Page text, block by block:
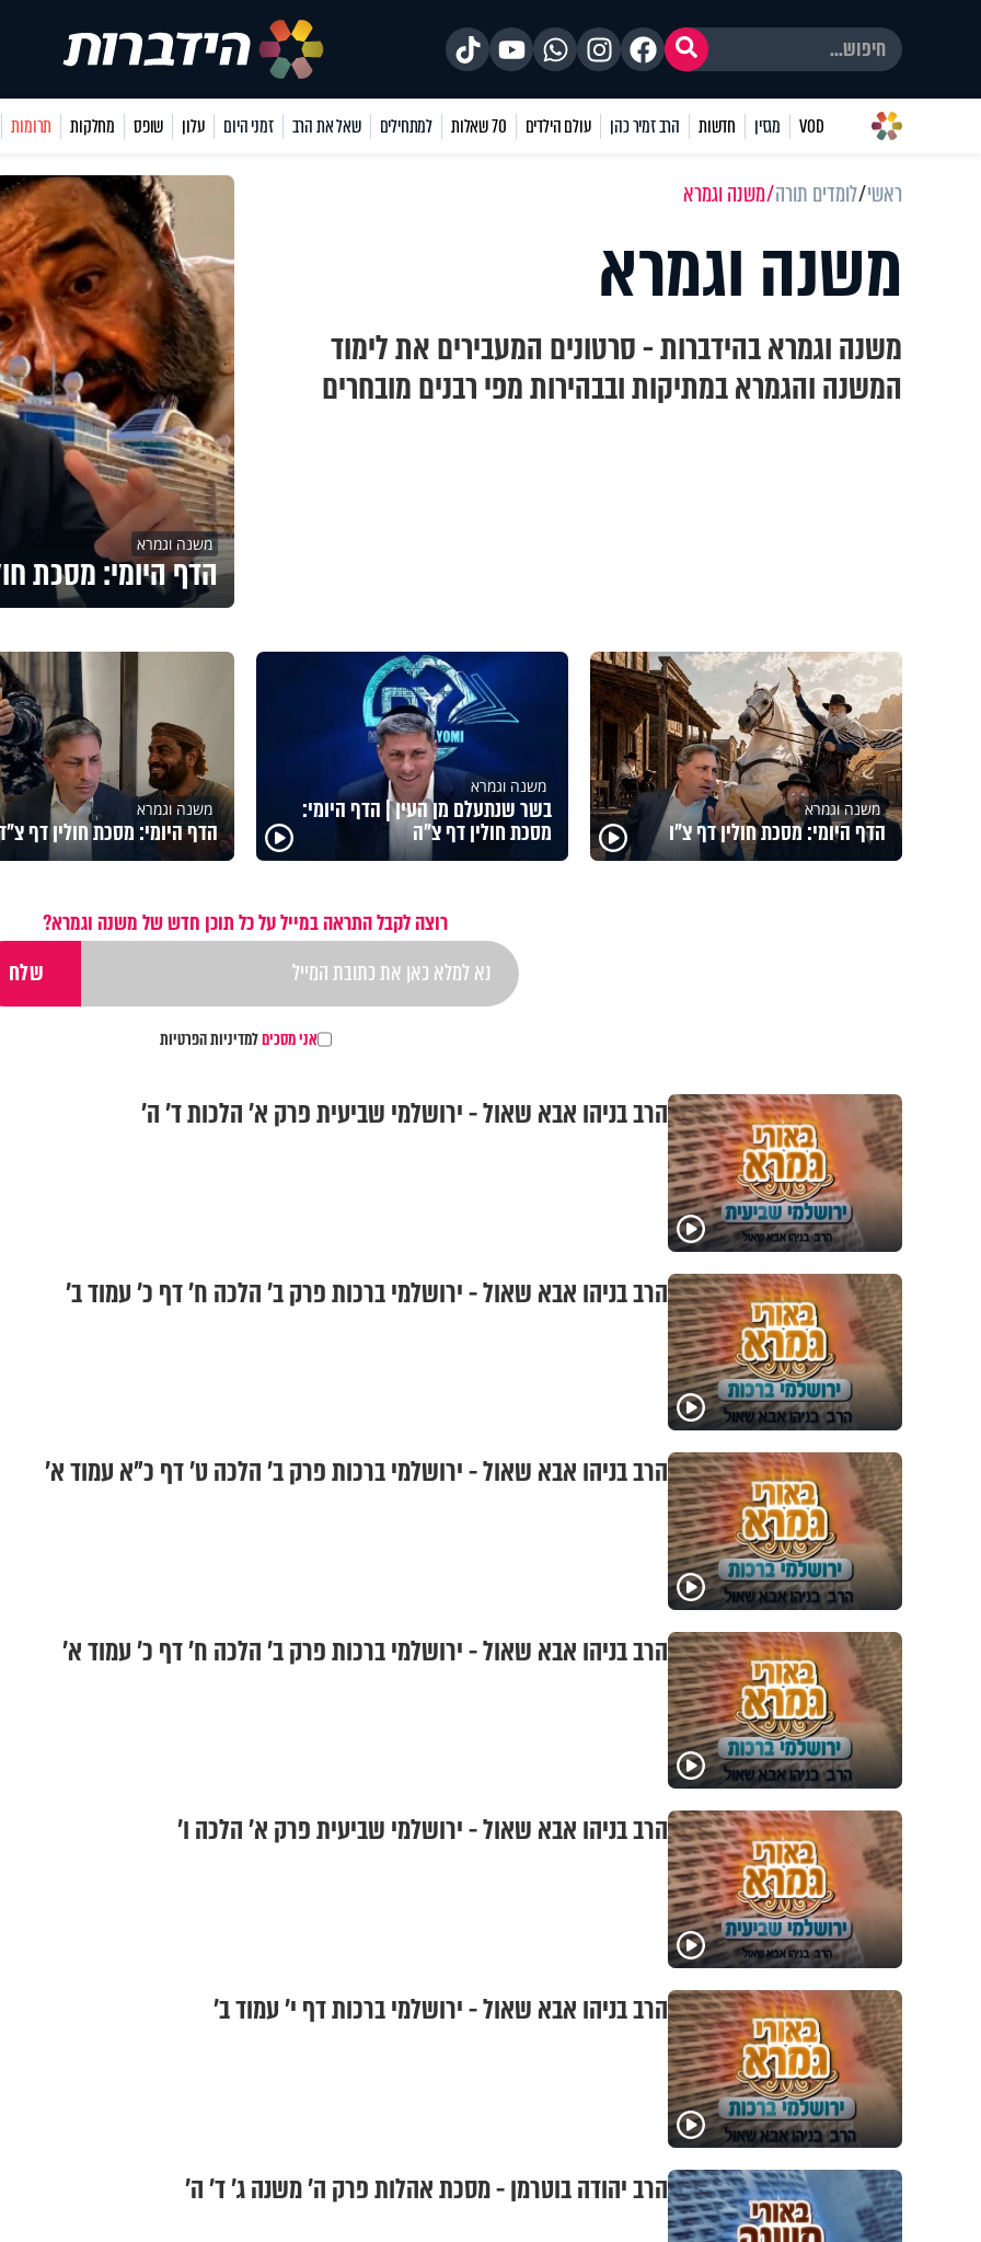
VOD מגזין חדשות הרב זמיר כהן עולם הילדים 70 שאלות למתחילים שאל את הרב זמני היום עלון שופס מחלקות תרומות
ראשי לומדים תורה משנה וגמרא
משנה וגמרא
משנה וגמרא בהידברות - סרטונים המעבירים את לימוד
המשנה והגמרא במתיקות ובבהירות מפי רבנים מובחרים
משנה וגמרא
הדף היומי: מסכת
משנה וגמרא
הדף היומי: מסכת חולין דף צ"ו
משנה וגמרא
בשר שנתעלם מן העין | הדף היומי:
מסכת חולין דף צ"ה
משנה וגמרא
הדף היומי: מסכת חולין דף
רוצה לקבל התראה במייל על כל תוכן חדש של משנה וגמרא?
אני מסכיםלמדיניות הפרטיות
הרב בניהו אבא שאול - ירושלמי שביעית פרק א' הלכות ד' ה'
הרב בניהו אבא שאול - ירושלמי ברכות פרק ב' הלכה ח' דף כ' עמוד ב'
הרב בניהו אבא שאול - ירושלמי ברכות פרק ב' הלכה ט' דף כ"א עמוד א'
הרב בניהו אבא שאול - ירושלמי ברכות פרק ב' הלכה ח' דף כ' עמוד א'
הרב בניהו אבא שאול - ירושלמי שביעית פרק א' הלכה ו'
הרב בניהו אבא שאול - ירושלמי ברכות דף י' עמוד ב'
הרב יהודה בוטרמן - מסכת אהלות פרק ה’ משנה ג’ ד’ ה’